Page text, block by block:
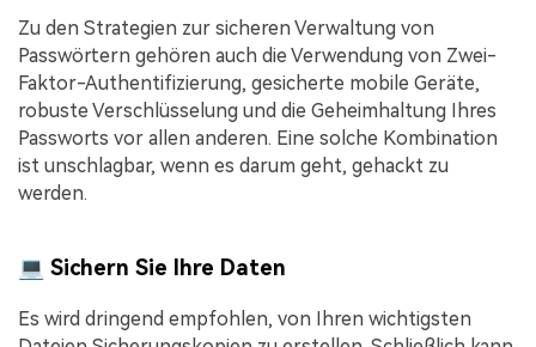
Zu den Strategien zur sicheren Verwaltung von
Passwörtern gehören auch die Verwendung von Zwei-
Faktor-Authentifizierung, gesicherte mobile Geräte,
robuste Verschlüsselung und die Geheimhaltung Ihres
Passworts vor allen anderen. Eine solche Kombination
ist unschlagbar, wenn es darum geht, gehackt zu
werden.
💻 Sichern Sie Ihre Daten
Es wird dringend empfohlen, von Ihren wichtigsten